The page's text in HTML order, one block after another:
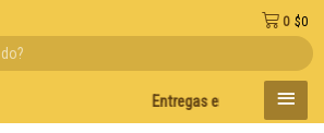
Entregas en el día en AMBA
$0
0
MENÚ